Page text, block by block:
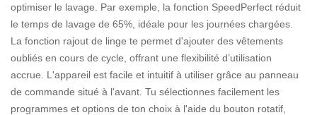
optimiser le lavage. Par exemple, la fonction SpeedPerfect réduit
le temps de lavage de 65%, idéale pour les journées chargées.
La fonction rajout de linge te permet d'ajouter des vêtements
oubliés en cours de cycle, offrant une flexibilité d’utilisation
accrue. L'appareil est facile et intuitif à utiliser grâce au panneau
de commande situé à l'avant. Tu sélectionnes facilement les
programmes et options de ton choix à l'aide du bouton rotatif,